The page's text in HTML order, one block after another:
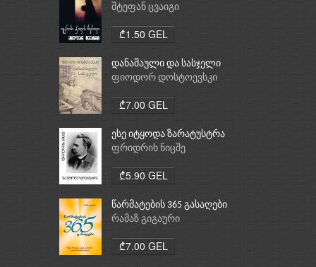
შტეფან ცვაიგი
₾1.50 GEL
დანაშაული და სასჯელი
ფიოდორ დოსტოევსკი
₾7.00 GEL
ესე იტყოდა ზარატუსტრა
ფრიდრიხ ნიცშე
₾5.90 GEL
წარმატების 365 გასაღები
რამაზ გიგაური
₾7.00 GEL